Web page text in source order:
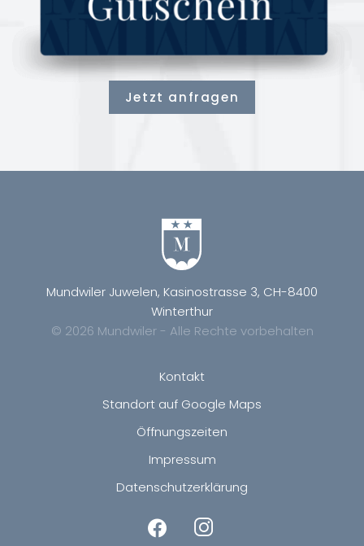
Jetzt anfragen
Mundwiler Juwelen, Kasinostrasse 3, CH-8400
Winterthur
© 2026 Mundwiler - Alle Rechte vorbehalten
Kontakt
Standort auf Google Maps
Öffnungszeiten
Impressum
Datenschutzerklärung